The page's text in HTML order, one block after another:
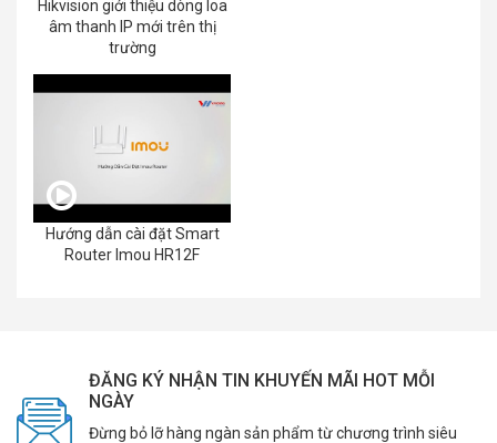
Hikvision giới thiệu dòng loa
âm thanh IP mới trên thị
trường
Hướng dẫn cài đặt Smart
Router Imou HR12F
ĐĂNG KÝ NHẬN TIN KHUYẾN MÃI HOT MỖI
NGÀY
Đừng bỏ lỡ hàng ngàn sản phẩm từ chương trình siêu